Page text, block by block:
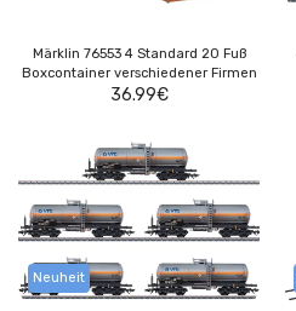
Märklin 76553 4 Standard 20 Fuß
Boxcontainer verschiedener Firmen
36.99€
Neuheit